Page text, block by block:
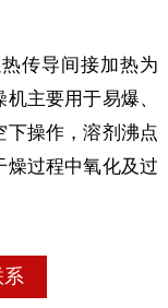
传导间接加热为
主要用于易爆、
下操作，溶剂沸点
燥过程中氧化及过